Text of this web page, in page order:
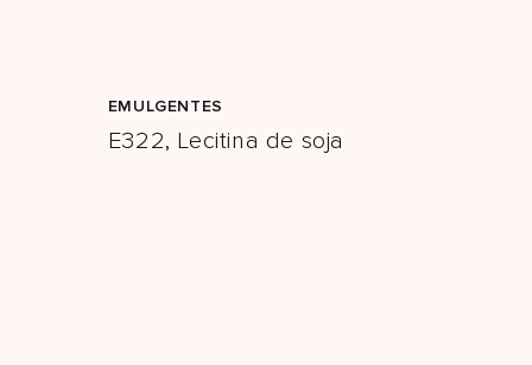
EMULGENTES
E322, Lecitina de soja